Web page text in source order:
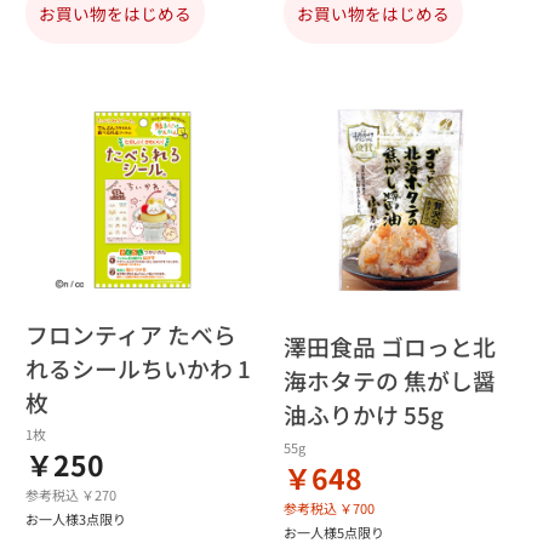
お買い物をはじめる お買い物をはじめる
フロンティア たべら
れるシールちいかわ 1
枚
1枚
￥250
参考税込 ￥270
お一人様3点限り
澤田食品 ゴロっと北
海ホタテの 焦がし醤
油ふりかけ 55g
55g
￥648
参考税込 ￥700
お一人様5点限り